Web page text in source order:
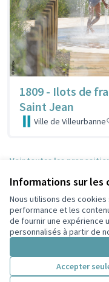
Informations sur les
Nous utilisons des
performance et les
de fournir une expérience
personnalisés à partir de
Accepter
1809 - Ilots de
Saint Jean
Ville de Villeurbanne
Voir toutes les
Conditions d'utilisation
Paramètres des cookies
Participez Villeurbanne sur
(Lien externe)
ParticipezParticipezParticipez
(Lien